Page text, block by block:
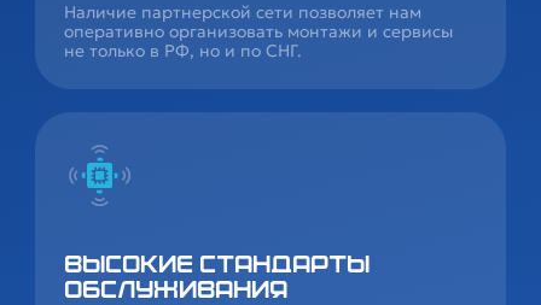
Наличие партнерской сети позволяет нам
оперативно организовать монтажи и сервисы
не только в РФ, но и по СНГ.
Высокие стандарты
обслуживания